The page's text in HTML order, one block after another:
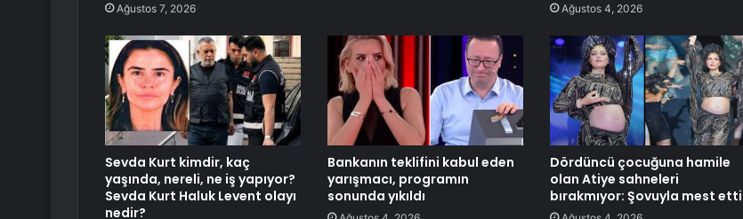
Ağustos 7, 2026 Ağustos 4, 2026
Sevda Kurt kimdir, kaç
yaşında, nereli, ne iş yapıyor?
Sevda Kurt Haluk Levent olayı
nedir?
Bankanın teklifini kabul eden
yarışmacı, programın
sonunda yıkıldı
Dördüncü çocuğuna hamile
olan Atiye sahneleri
bırakmıyor: Şovuyla mest etti